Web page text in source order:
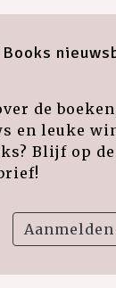
Books
de
en leuke
Blijf op
Aanmelden